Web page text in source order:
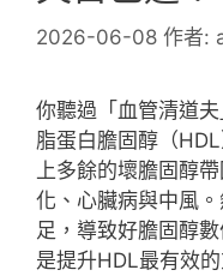
2026-06-08 作者:
你聽過「血管清道
脂蛋白膽固醇（
上多餘的壞膽固醇
化、心臟病與中風
足，導致好膽固醇
是提升HDL最有效